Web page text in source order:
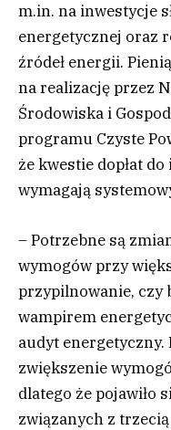
m.in. na inwestycje
energetycznej oraz
źródeł energii.
na realizację przez
Środowiska i
programu Czyste
że kwestie dopłat
wymagają
– Potrzebne są
wymogów przy
przypilnowanie, czy
wampirem
audyt energetyczny.
zwiększenie
dlatego że pojawiło
związanych z